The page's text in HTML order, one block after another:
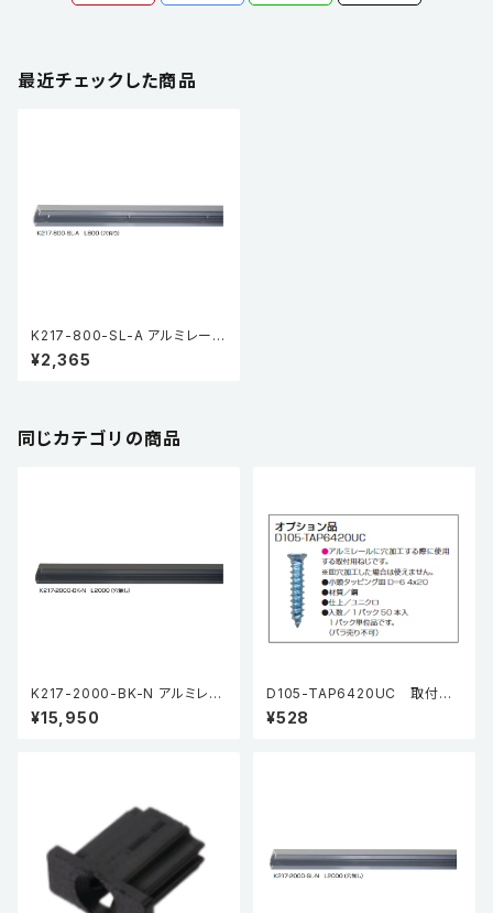
最近チェックした商品
K217-800-SL-A アルミレール
L800（穴有り）
¥2,365
同じカテゴリの商品
K217-2000-BK-N アルミレー
ル L2000（穴無し）黒焼付塗装
¥15,950
D105-TAP6420UC 取付用
ﾋﾞｽ(1pac50本入)
¥528